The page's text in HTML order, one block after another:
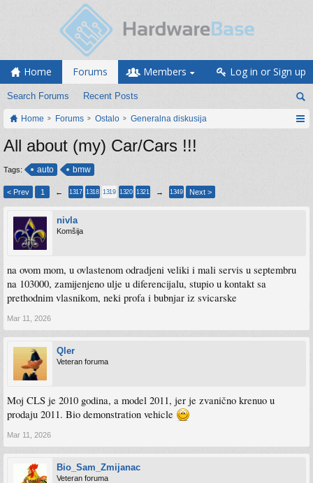
Home Forums
Search Forums Recent Posts
Members Log in or Sign up
Home Forums Ostalo Generalna diskusija
All about (my) Car/Cars !!!
Tags: auto bmw
< Prev 1 ← 1317 1318 1319 1320 1321 → 1349 Next >
nivla
Komšija
na ovom mom, u ovlastenom odradjeni veliki i mali servis u septembru
na 103000, zamijenjeno ulje u diferencijalu, stupio u kontakt sa
prethodnim vlasnikom, neki profa i bubnjar iz svicarske
Mar 11, 2026
Qler
Veteran foruma
Moj CLS je 2010 godina, a model 2011, jer je zvanično krenuo u
prodaju 2011. Bio demonstration vehicle
Mar 11, 2026
Bio_Sam_Zmijanac
Veteran foruma